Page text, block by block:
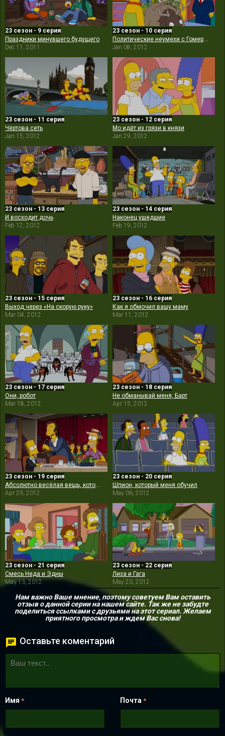
23 сезон - 9 серия
Праздники минувшего будущего
Dec 11, 2011
23 сезон - 10 серия
Политические неумехи с Гомером Симпсоном
Jan 08, 2012
23 сезон - 11 серия
Чёртова сеть
Jan 15, 2012
23 сезон - 12 серия
Мо идёт из грязи в князи
Jan 29, 2012
23 сезон - 13 серия
И восходит дочь
Feb 12, 2012
23 сезон - 14 серия
Наконец ушедшие
Feb 19, 2012
23 сезон - 15 серия
Выход через «На скорую руку»
Mar 04, 2012
23 сезон - 16 серия
Как я обмочил вашу маму
Mar 11, 2012
23 сезон - 17 серия
Они, робот
Mar 18, 2012
23 сезон - 18 серия
Не обманывай меня, Барт
Apr 15, 2012
23 сезон - 19 серия
Абсолютно весёлая вещь, которую Барт больше никогда не сделает
Apr 29, 2012
23 сезон - 20 серия
Шпион, который меня обучил
May 06, 2012
23 сезон - 21 серия
Смесь Неда и Эдны
May 13, 2012
23 сезон - 22 серия
Лиза и Гага
May 20, 2012
Нам важно Ваше мнение, поэтому советуем Вам оставить
отзыв о данной серии на нашем сайте. Так же не забудте
поделиться ссылками с друзьями на этот сериал. Желаем
приятного просмотра и ждем Вас снова!
Оставьте коментарий
Имя * Почта *